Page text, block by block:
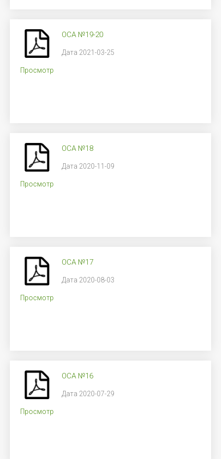
Просмотр
ОСА №19-20
Дата 2021-03-25
Просмотр
ОСА №18
Дата 2020-11-09
Просмотр
ОСА №17
Дата 2020-08-03
Просмотр
ОСА №16
Дата 2020-07-29